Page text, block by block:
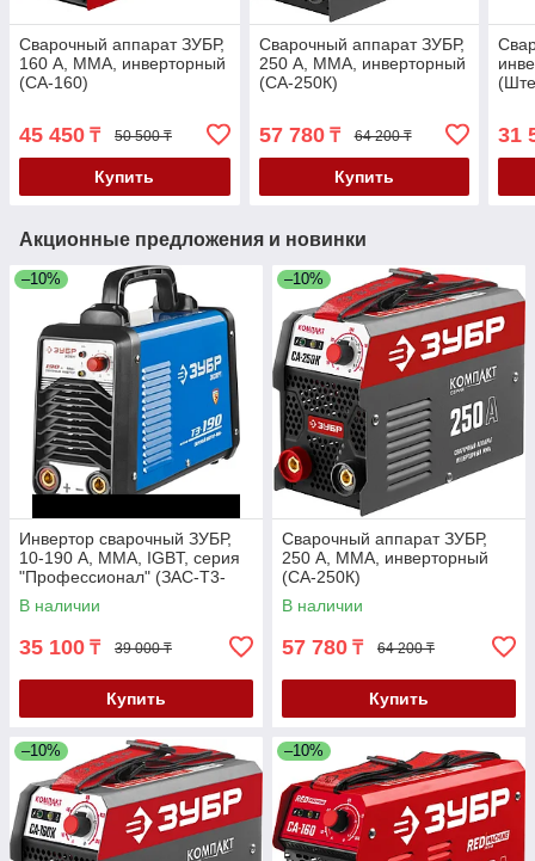
Сварочный аппарат ЗУБР,
160 А, MMA, инверторный
(СА-160)
45 450 ₸ 50 500 ₸
Купить
Сварочный аппарат ЗУБР,
250 А, MMA, инверторный
(СА-250К)
57 780₸ 64 200 ₸
Купить
31
Акционные предложения и новинки
–10%
Инвертор сварочный ЗУБР,
10-190 А, ММА, IGBT, серия
"Профессионал" (ЗАС-Т3-
190)
В наличии
35 100 ₸ 39 000 ₸
Купить
–10%
Сварочный аппарат ЗУБР,
250 А, MMA, инверторный
(СА-250К)
В наличии
57 780 ₸ 64 200 ₸
Купить
–10% –10%